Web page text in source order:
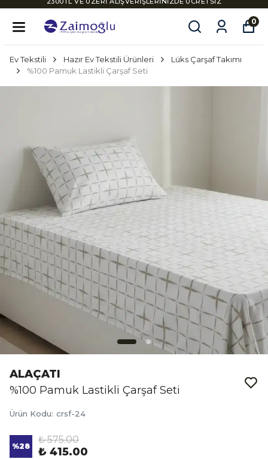
KARGO
0
Ev Tekstili Hazır Ev Tekstili Ürünleri
Lüks Çarşaf Takımı
%100 Pamuk Lastikli Çarşaf Seti
ALAÇATI
%100 Pamuk Lastikli Çarşaf Seti
Ürün Kodu: crsf-24
%28
₺ 575.00
₺ 415.00